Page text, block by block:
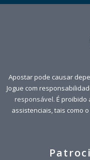
Apostar pode causar
Jogue com
responsável. É
assistenciais, tais como